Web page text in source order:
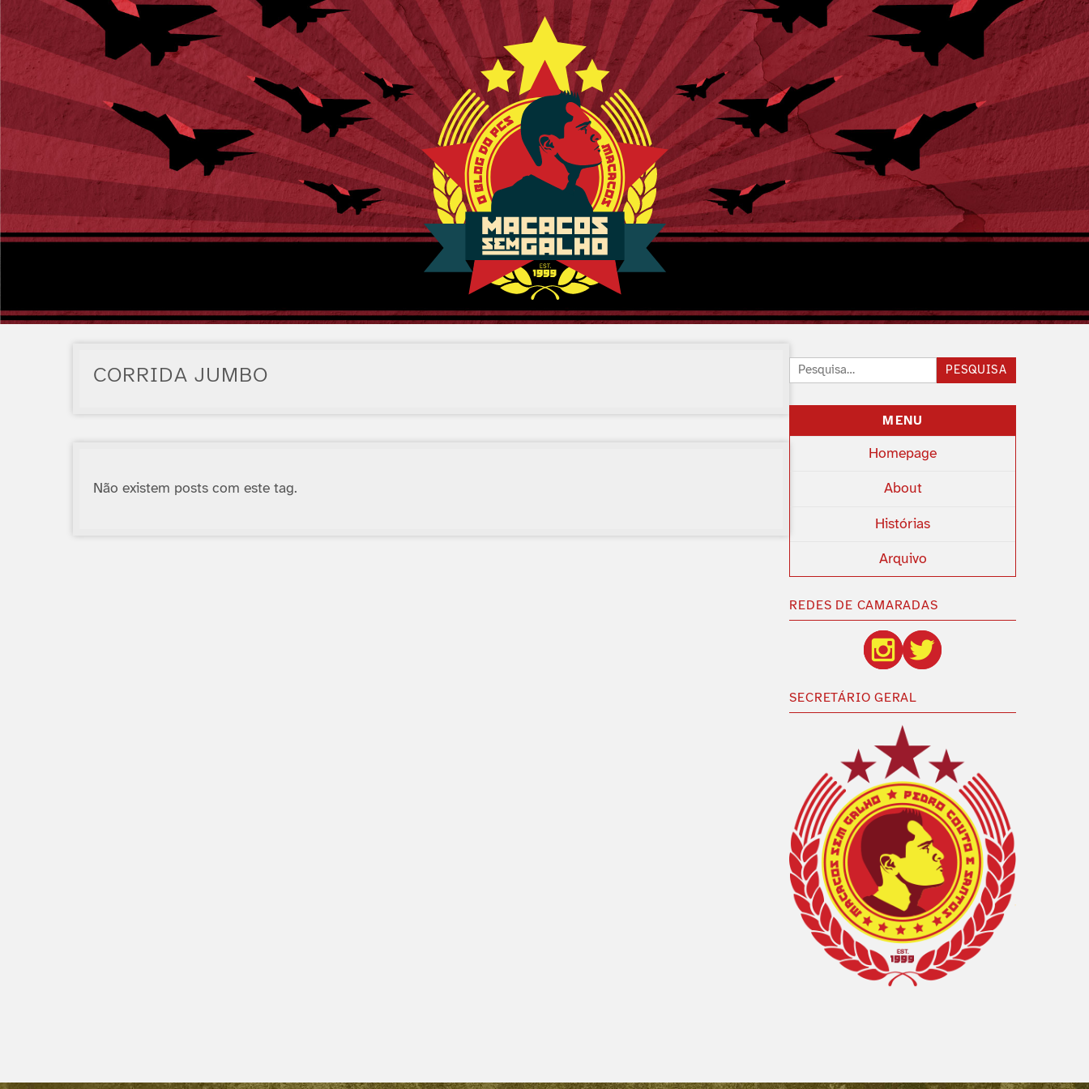
CORRIDA JUMBO
Não existem posts com este tag.
Pesquisar: PESQUISA
MENU
Homepage
About
Histórias
Arquivo
REDES DE CAMARADAS
SECRETÁRIO GERAL